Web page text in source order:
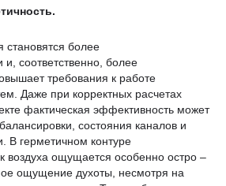
.
более
соответственно, более
требования к работе
Даже при корректных расчетах
фактическая эффективность может
состояния каналов и
В герметичном контуре
воздуха ощущается особенно остро –
ощущение духоты, несмотря на